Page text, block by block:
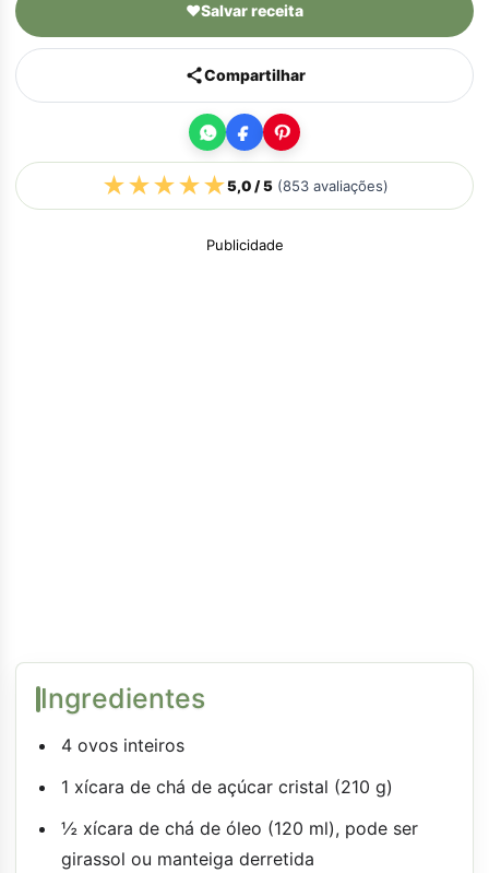
♥Salvar receita
Compartilhar
★★★★★5,0/ 5(853avaliações)
Publicidade
Ingredientes
4 ovos inteiros
1 xícara de chá de açúcar cristal (210 g)
½ xícara de chá de óleo (120 ml), pode ser
girassol ou manteiga derretida